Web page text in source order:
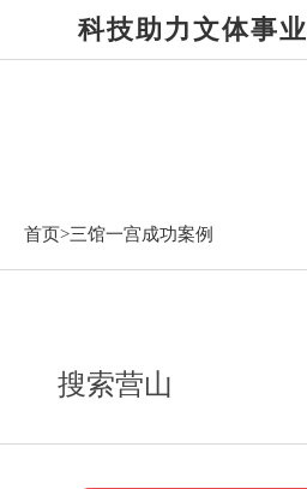
科技助力文体事业
首页>三馆一宫成功案例
搜索营山